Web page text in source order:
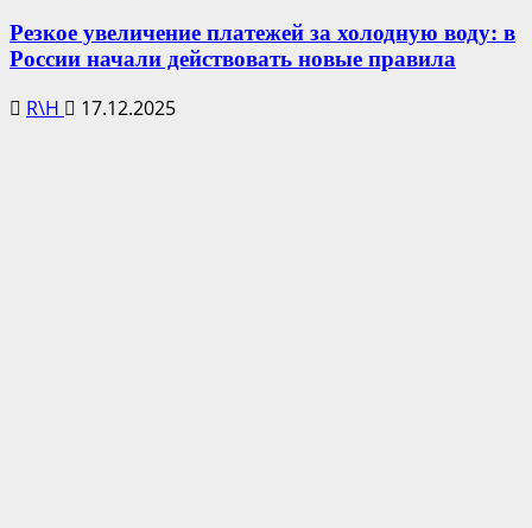
Резкое увеличение платежей за холодную воду: в
России начали действовать новые правила
R\H 17.12.2025